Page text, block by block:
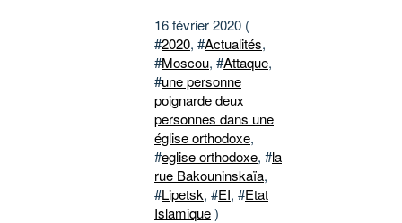
16 février 2020 (
#2020, #Actualités,
#Moscou, #Attaque,
#une personne
poignarde deux
personnes dans une
église orthodoxe,
#eglise orthodoxe, #la
rue Bakouninskaïa,
#Lipetsk, #EI, #Etat
Islamique)